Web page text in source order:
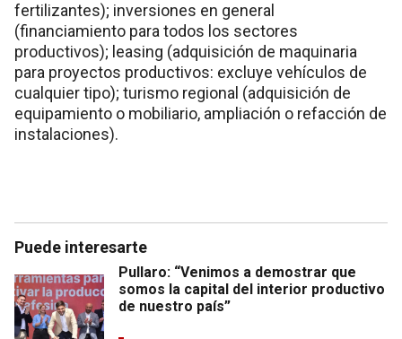
fertilizantes); inversiones en general
(financiamiento para todos los sectores
productivos); leasing (adquisición de maquinaria
para proyectos productivos: excluye vehículos de
cualquier tipo); turismo regional (adquisición de
equipamiento o mobiliario, ampliación o refacción de
instalaciones).
Puede interesarte
Pullaro: “Venimos a demostrar que
somos la capital del interior productivo
de nuestro país”